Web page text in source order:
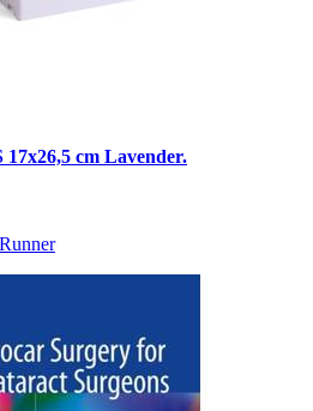
cm Lavender.